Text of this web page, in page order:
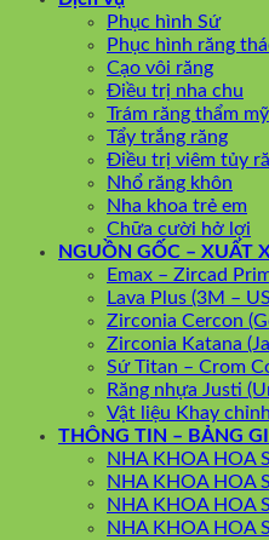
Phục hình Sứ
Phục hình răng
Cạo vôi răng
Điều trị nha chu
Trám răng thẩm mỹ
Tẩy trắng răng
Điều trị viêm tủy
Nhổ răng khôn
Nha khoa trẻ em
Chữa cười hở lợi
NGUỒN GỐC – XUẤT
Emax – Zircad
Lava Plus (3M –
Zirconia Cercon
Zirconia Katana
Sứ Titan – Crom
Răng nhựa Justi
Vật liệu Khay
THÔNG TIN – BẢNG
NHA KHOA HOA
NHA KHOA HOA
NHA KHOA HOA
NHA KHOA HOA